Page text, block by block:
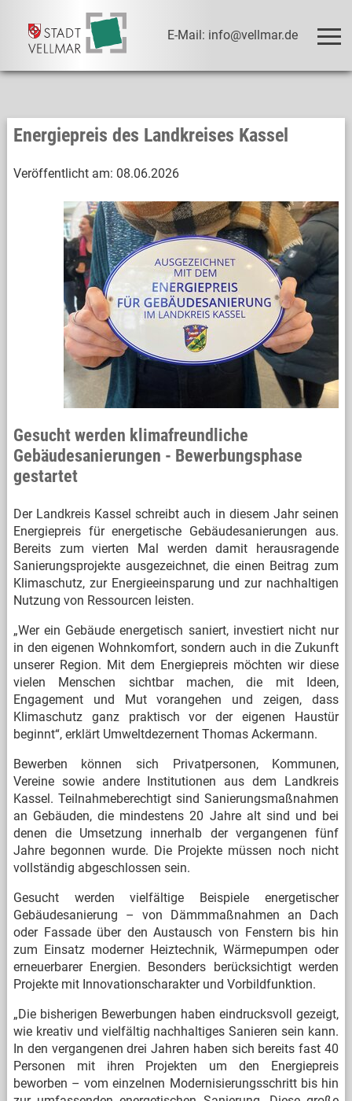
E-Mail: info@vellmar.de
Energiepreis des Landkreises Kassel
Veröffentlicht am: 08.06.2026
Gesucht werden klimafreundliche
Gebäudesanierungen - Bewerbungsphase
gestartet
Der Landkreis Kassel schreibt auch in diesem Jahr seinen
Energiepreis für energetische Gebäudesanierungen aus.
Bereits zum vierten Mal werden damit herausragende
Sanierungsprojekte ausgezeichnet, die einen Beitrag zum
Klimaschutz, zur Energieeinsparung und zur nachhaltigen
Nutzung von Ressourcen leisten.
„Wer ein Gebäude energetisch saniert, investiert nicht nur
in den eigenen Wohnkomfort, sondern auch in die Zukunft
unserer Region. Mit dem Energiepreis möchten wir diese
vielen Menschen sichtbar machen, die mit Ideen,
Engagement und Mut vorangehen und zeigen, dass
Klimaschutz ganz praktisch vor der eigenen Haustür
beginnt“, erklärt Umweltdezernent Thomas Ackermann.
Bewerben können sich Privatpersonen, Kommunen,
Vereine sowie andere Institutionen aus dem Landkreis
Kassel. Teilnahmeberechtigt sind Sanierungsmaßnahmen
an Gebäuden, die mindestens 20 Jahre alt sind und bei
denen die Umsetzung innerhalb der vergangenen fünf
Jahre begonnen wurde. Die Projekte müssen noch nicht
vollständig abgeschlossen sein.
Gesucht werden vielfältige Beispiele energetischer
Gebäudesanierung – von Dämmmaßnahmen an Dach
oder Fassade über den Austausch von Fenstern bis hin
zum Einsatz moderner Heiztechnik, Wärmepumpen oder
erneuerbarer Energien. Besonders berücksichtigt werden
Projekte mit Innovationscharakter und Vorbildfunktion.
„Die bisherigen Bewerbungen haben eindrucksvoll gezeigt,
wie kreativ und vielfältig nachhaltiges Sanieren sein kann.
In den vergangenen drei Jahren haben sich bereits fast 40
Personen mit ihren Projekten um den Energiepreis
beworben – vom einzelnen Modernisierungsschritt bis hin